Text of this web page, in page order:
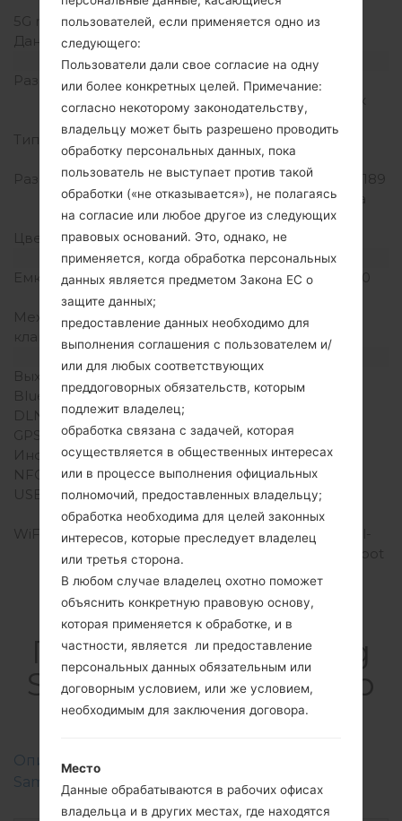
5G network
-
Данные
Дисплей
Размер экрана
8.0 дюйма (~70.5%
соотношение экрана к
телу)
Тип экрана
IPS LCD емкостный
сенсорный экран
Разрешение экрана
800 x 1280 пикселей (~189
плотность пикселей на
дюйм)
Цвета экрана
16M цветов
Аккумулятор и клавиатура
Емкость аккумулятора
Не съемный Li-Ion 5000
Механическая
клавиатура
-
Выход для аудио
3.5mm jack
Bluetooth
версия 4.2, A2DP
DLNA
GPS
A-GPS, GLONASS, BDS
Инфракрасный порт
Нет
NFC
Нет
USB
USB 2.0, Type-C 1.0
реверсивный разъем
WiFi
Wi-Fi 802.11 a/b/g/n, dual-
band, Wi-Fi Direct, hotspot
ПрошивкиSamsung
SM-T387WGalaxy Tab
A 8.0
Описание регионов прошивок телефонов
Samsung
пользователей, если применяется одно из
следующего:
Пользователи дали свое согласие на одну
или более конкретных целей. Примечание:
согласно некоторому законодательству,
владельцу может быть разрешено проводить
обработку персональных данных, пока
пользователь не выступает против такой
обработки («не отказывается»), не полагаясь
на согласие или любое другое из следующих
правовых оснований. Это, однако, не
применяется, когда обработка персональных
данных является предметом Закона ЕС о
защите данных;
предоставление данных необходимо для
выполнения соглашения с пользователем и/
или для любых соответствующих
преддоговорных обязательств, которым
подлежит владелец;
обработка связана с задачей, которая
осуществляется в общественных интересах
или в процессе выполнения официальных
полномочий, предоставленных владельцу;
обработка необходима для целей законных
интересов, которые преследует владелец
или третья сторона.
В любом случае владелец охотно поможет
объяснить конкретную правовую основу,
которая применяется к обработке, и в
частности, является ли предоставление
персональных данных обязательным или
договорным условием, или же условием,
необходимым для заключения договора.
Место
Данные обрабатываются в рабочих офисах
владельца и в других местах, где находятся